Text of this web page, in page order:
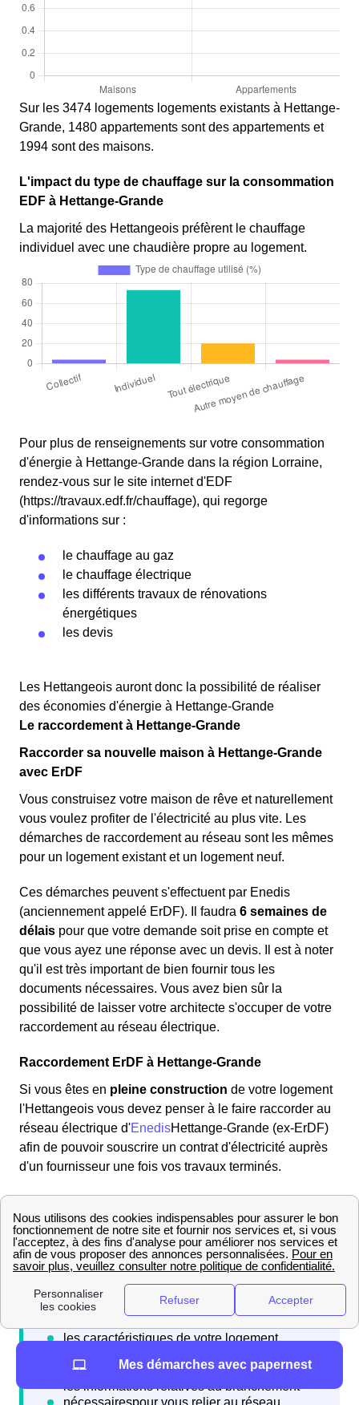
Sur les 3474 logements logements existants à Hettange-
Grande, 1480 appartements sont des appartements et
1994 sont des maisons.
L'impact du type de chauffage sur la consommation
EDF à Hettange-Grande
La majorité des Hettangeois préfèrent le chauffage
individuel avec une chaudière propre au logement.
Pour plus de renseignements sur votre consommation
d'énergie à Hettange-Grande dans la région Lorraine,
rendez-vous sur le site internet d'EDF
(https://travaux.edf.fr/chauffage), qui regorge
d'informations sur :
le chauffage au gaz
le chauffage électrique
les différents travaux de rénovations
énergétiques
les devis
Les Hettangeois auront donc la possibilité de réaliser
des économies d'énergie à Hettange-Grande
Le raccordement à Hettange-Grande
Raccorder sa nouvelle maison à Hettange-Grande
avec ErDF
Vous construisez votre maison de rêve et naturellement
vous voulez profiter de l'électricité au plus vite. Les
démarches de raccordement au réseau sont les mêmes
pour un logement existant et un logement neuf.
Ces démarches peuvent s'effectuent par Enedis
(anciennement appelé ErDF). Il faudra 6 semaines de
délais pour que votre demande soit prise en compte et
que vous ayez une réponse avec un devis. Il est à noter
qu'il est très important de bien fournir tous les
documents nécessaires. Vous avez bien sûr la
possibilité de laisser votre architecte s'occuper de votre
raccordement au réseau électrique.
Raccordement ErDF à Hettange-Grande
Si vous êtes en pleine construction de votre logement
l'Hettangeois vous devez penser à le faire raccorder au
réseau électrique d'EnedisHettange-Grande (ex-ErDF)
afin de pouvoir souscrire un contrat d'électricité auprès
d'un fournisseur une fois vos travaux terminés.
de raccordement en vous rendant sur son site internet et
en constituant un dossier.
Mes démarches avec papernest